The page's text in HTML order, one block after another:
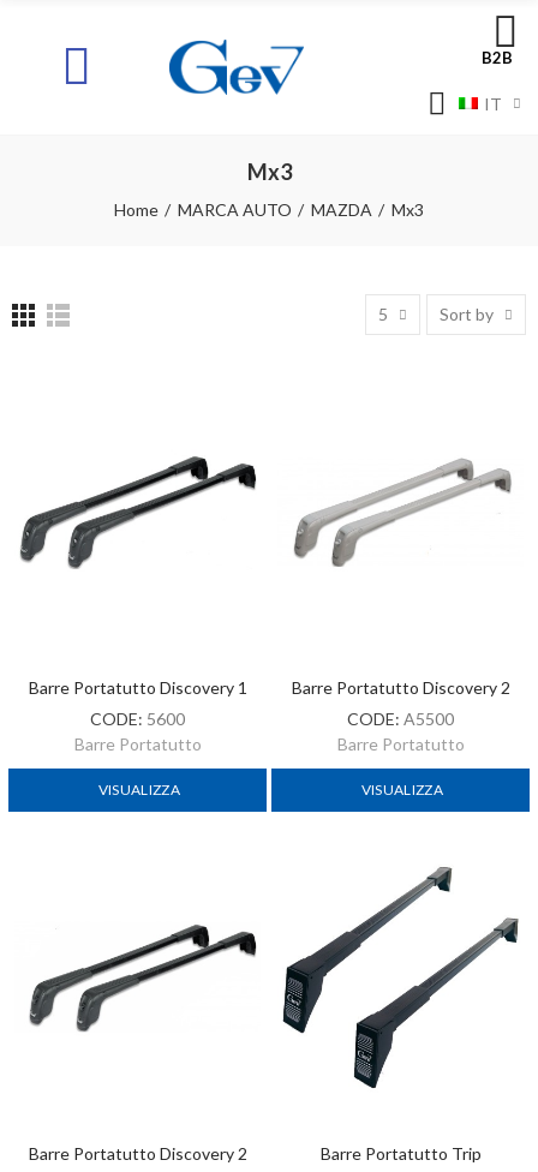
B2B
IT
Mx3
Home MARCA AUTO MAZDA Mx3
5 Sort by
Barre Portatutto Discovery 1
CODE: 5600
Barre Portatutto
VISUALIZZA
Barre Portatutto Discovery 2
CODE: A5500
Barre Portatutto
VISUALIZZA
Barre Portatutto Discovery 2
Barre Portatutto Trip